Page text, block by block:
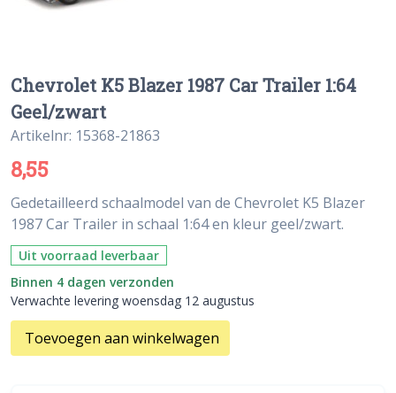
Chevrolet K5 Blazer 1987 Car Trailer 1:64
Geel/zwart
Artikelnr: 15368-21863
8,55
Gedetailleerd schaalmodel van de Chevrolet K5 Blazer
1987 Car Trailer in schaal 1:64 en kleur geel/zwart.
Uit voorraad leverbaar
Binnen 4 dagen verzonden
Verwachte levering woensdag 12 augustus
Toevoegen aan winkelwagen